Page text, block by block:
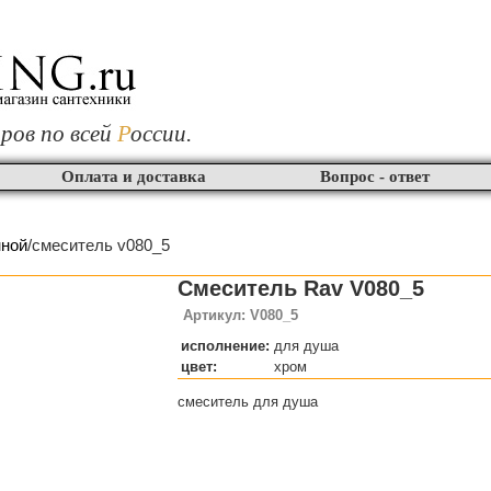
по всей России.
Оплата и доставка Вопрос - ответ
/смеситель v080_5
Смеситель Rav V080_5
Артикул: V080_5
исполнение: для душа
цвет:
хром
смеситель для душа